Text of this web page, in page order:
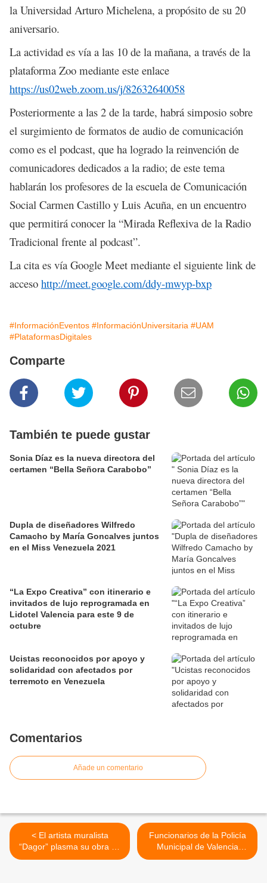
la Universidad Arturo Michelena, a propósito de su 20
aniversario.
La actividad es vía a las 10 de la mañana, a través de la
plataforma Zoo mediante este enlace
https://us02web.zoom.us/j/82632640058
Posteriormente a las 2 de la tarde, habrá simposio sobre
el surgimiento de formatos de audio de comunicación
como es el podcast, que ha logrado la reinvención de
comunicadores dedicados a la radio; de este tema
hablarán los profesores de la escuela de Comunicación
Social Carmen Castillo y Luis Acuña, en un encuentro
que permitirá conocer la “Mirada Reflexiva de la Radio
Tradicional frente al podcast”.
La cita es vía Google Meet mediante el siguiente link de
acceso http://meet.google.com/ddy-mwyp-bxp
#InformaciónEventos #InformaciónUniversitaria #UAM
#PlataformasDigitales
Comparte
También te puede gustar
Sonia Díaz es la nueva directora del
certamen “Bella Señora Carabobo”
Dupla de diseñadores Wilfredo
Camacho by María Goncalves juntos
en el Miss Venezuela 2021
“La Expo Creativa” con itinerario e
invitados de lujo reprogramada en
Lidotel Valencia para este 9 de
octubre
Ucistas reconocidos por apoyo y
solidaridad con afectados por
terremoto en Venezuela
Comentarios
Añade un comentario
< El artista muralista
“Dagor” plasma su obra en
la cancha deportiva Mata
Funcionarios de la Policía
Municipal de Valencia
recibieron beneficio de